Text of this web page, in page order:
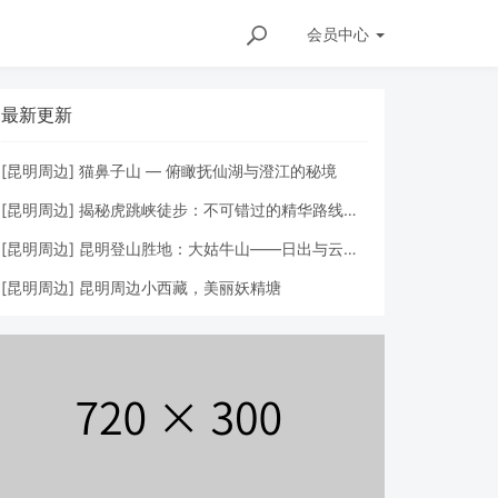
会员中心
最新更新
[昆明周边] 猫鼻子山 — 俯瞰抚仙湖与澄江的秘境
[昆明周边] 揭秘虎跳峡徒步：不可错过的精华路线推荐
[昆明周边] 昆明登山胜地：大姑牛山——日出与云海的邂逅
[昆明周边] 昆明周边小西藏，美丽妖精塘